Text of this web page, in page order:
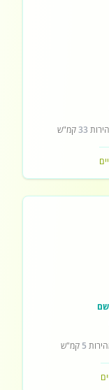
33קמ"ש
5 קמ"ש